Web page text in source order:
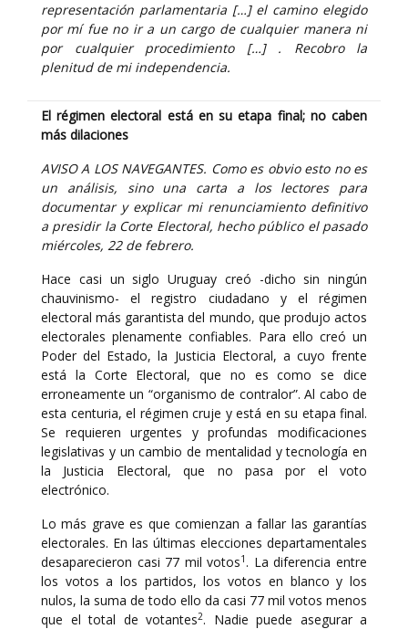
representación parlamentaria […] el camino elegido
por mí fue no ir a un cargo de cualquier manera ni
por cualquier procedimiento […] . Recobro la
plenitud de mi independencia.
El régimen electoral está en su etapa final; no caben
más dilaciones
AVISO A LOS NAVEGANTES. Como es obvio esto no es
un análisis, sino una carta a los lectores para
documentar y explicar mi renunciamiento definitivo
a presidir la Corte Electoral, hecho público el pasado
miércoles, 22 de febrero.
Hace casi un siglo Uruguay creó -dicho sin ningún
chauvinismo- el registro ciudadano y el régimen
electoral más garantista del mundo, que produjo actos
electorales plenamente confiables. Para ello creó un
Poder del Estado, la Justicia Electoral, a cuyo frente
está la Corte Electoral, que no es como se dice
erroneamente un “organismo de contralor”. Al cabo de
esta centuria, el régimen cruje y está en su etapa final.
Se requieren urgentes y profundas modificaciones
legislativas y un cambio de mentalidad y tecnología en
la Justicia Electoral, que no pasa por el voto
electrónico.
Lo más grave es que comienzan a fallar las garantías
electorales. En las últimas elecciones departamentales
desaparecieron casi 77 mil votos1 . La diferencia entre
los votos a los partidos, los votos en blanco y los
nulos, la suma de todo ello da casi 77 mil votos menos
que el total de votantes2. Nadie puede asegurar a